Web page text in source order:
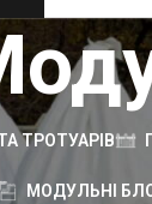
ТРОТУАРІВ
МОДУЛЬНІ